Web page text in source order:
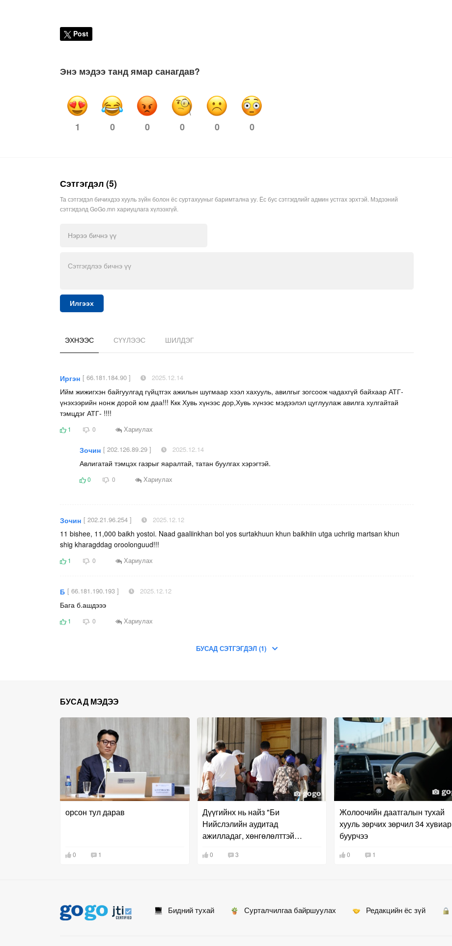
Post
Энэ мэдээ танд ямар санагдав?
1 0 0 0 0 0
Сэтгэгдэл (5)
Та сэтгэгдэл бичихдээ хууль зүйн болон ёс суртахууныг баримтална уу. Ёс бус сэтгэгдлийг админ устгах эрхтэй. Мэдээний
сэтгэгдэлд GoGo.mn хариуцлага хүлээхгүй.
Илгээх
ЭХНЭЭС СҮҮЛЭЭС ШИЛДЭГ
Иргэн [ 66.181.184.90 ] 2025.12.14
Ийм жижигхэн байгуулгад гүйцтгэх ажилын шугмаар хээл хахууль, авилгыг зогсоож чадахгүй байхаар АТГ-
үнэхээрийн нонж дорой юм даа!!! Ккк Хувь хүнээс дор,Хувь хүнээс мэдээлэл цуглуулаж авилга хулгайтай
тэмцдэг АТГ- !!!!
1 0 Хариулах
Зочин [ 202.126.89.29 ] 2025.12.14
Авлигатай тэмцэх газрыг яаралтай, татан буулгах хэрэгтэй.
0 0 Хариулах
Зочин [ 202.21.96.254 ] 2025.12.12
11 bishee, 11,000 baikh yostoi. Naad gaaliinkhan bol yos surtakhuun khun baikhiin utga uchriig martsan khun
shig kharagddag oroolonguud!!!
1 0 Хариулах
Б [ 66.181.190.193 ] 2025.12.12
Бага б.ашдэээ
1 0 Хариулах
БУСАД СЭТГЭГДЭЛ (1)
БУСАД МЭДЭЭ
орсон тул дарав
0 1
Дүүгийнх нь найз "Би
Нийслэлийн аудитад
ажилладаг, хөнгөлөлттэй
гэж залилжээ
0 3
Жолоочийн даатгалын тухай
хууль зөрчих зөрчил 34 хувиар
буурчээ
0 1
Бидний тухай Сурталчилгаа байршуулах Редакцийн ёс зүй